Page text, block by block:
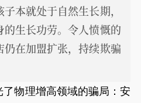
本就处于自然生长期，
生长功劳。令人愤慨的
在加盟扩张，持续欺骗
了物理增高领域的骗局：安